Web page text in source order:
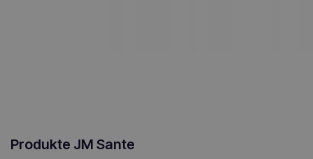
Produkte JM Sante